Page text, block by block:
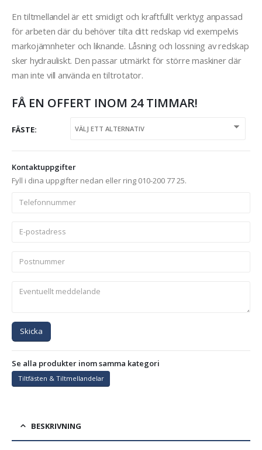
En tiltmellandel är ett smidigt och kraftfullt verktyg anpassad
för arbeten där du behöver tilta ditt redskap vid exempelvis
markojämnheter och liknande. Låsning och lossning av redskap
sker hydrauliskt. Den passar utmärkt för större maskiner där
man inte vill använda en tiltrotator.
FÅ EN OFFERT INOM 24 TIMMAR!
FÄSTE
Kontaktuppgifter
Fyll i dina uppgifter nedan eller ring 010-200 77 25.
Skicka
Se alla produkter inom samma kategori
Tiltfästen & Tiltmellandelar
BESKRIVNING